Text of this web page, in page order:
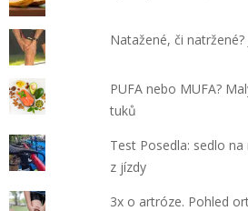
Natažené, či
PUFA nebo MUFA?
tuků
Test Posedla: sedlo
z jízdy
3x o artróze. Pohled